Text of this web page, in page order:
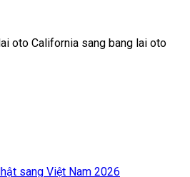
oto California sang bang lai oto